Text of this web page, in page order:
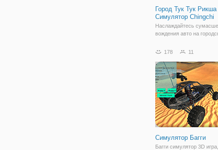
Город Тук Тук Рикша
Симулятор Chingchi
Наслаждайтесь
вождения авто на
моторикша. Не упустите
реального вождения
Проверьте свои навыки
в авто Тук Тук Тук Тук
178 11
Симулятор Багги
Багги симулятор 3D